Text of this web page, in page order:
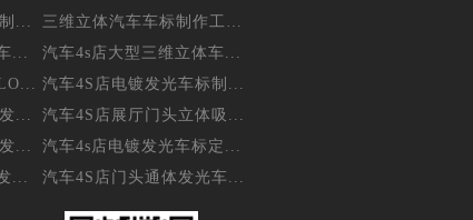
...
...
汽车4s店大型三维立体车...
汽车4S店电镀发光车标制...
...
汽车4S店展厅门头立体吸...
...
汽车4s店电镀发光车标定...
...
汽车4S店门头通体发光车...